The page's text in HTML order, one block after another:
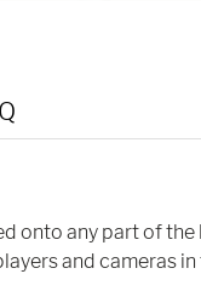
onto any part of
and cameras